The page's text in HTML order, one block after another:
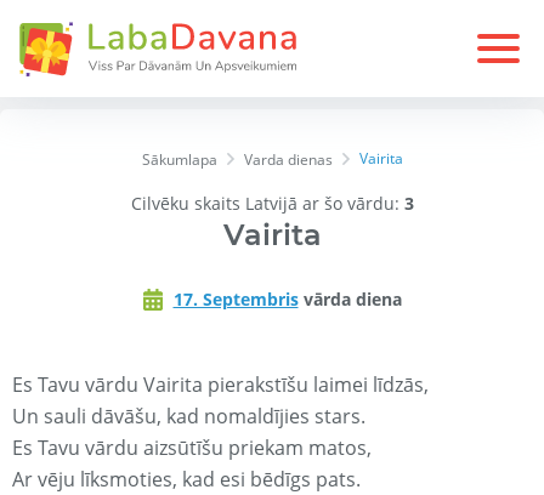
Sākumlapa Varda dienas Vairita
Cilvēku skaits Latvijā ar šo vārdu: 3
Vairita
17. Septembrisvārda diena
Es Tavu vārdu Vairita pierakstīšu laimei līdzās,
Un sauli dāvāšu, kad nomaldījies stars.
Es Tavu vārdu aizsūtīšu priekam matos,
Ar vēju līksmoties, kad esi bēdīgs pats.